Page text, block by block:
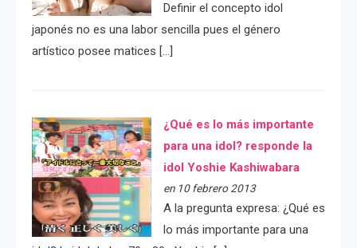
Definir el concepto idol
japonés no es una labor sencilla pues el género
artístico posee matices […]
¿Qué es lo más importante
para una idol? responde la
idol Yoshie Kashiwabara
en 10 febrero 2013
A la pregunta expresa: ¿Qué es
lo más importante para una